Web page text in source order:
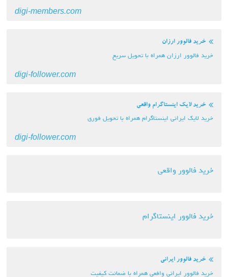
digi-members.com
خرید فالوور ارزان
خرید فالوور ارزان همراه با تحویل سریع
digi-follower.com
خرید لایک اینستاگرام واقعی
خرید لایک ایرانی اینستاگرام همراه با تحویل فوری
digi-follower.com
خرید فالوور واقعی
خرید فالوور اینستاگرام
خرید فالوور ایرانی
خرید فالوور ایرانی وافعی همراه با ضمانت کیفیت